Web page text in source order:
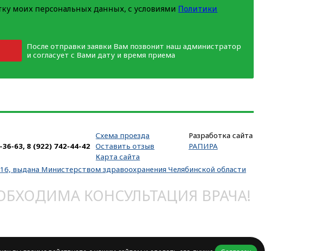
моих персональных данных, с условиями Политики
После отправки заявки Вам позвонит наш администратор
и согласует с Вами дату и время приема
36-63, 8 (922) 742-44-42
Схема проезда
Оставить отзыв
Карта сайта
выдана Министерством здравоохранения Челябинской области
КОНСУЛЬТАЦИЯ ВРАЧА!
Разработка сайта
РАПИРА